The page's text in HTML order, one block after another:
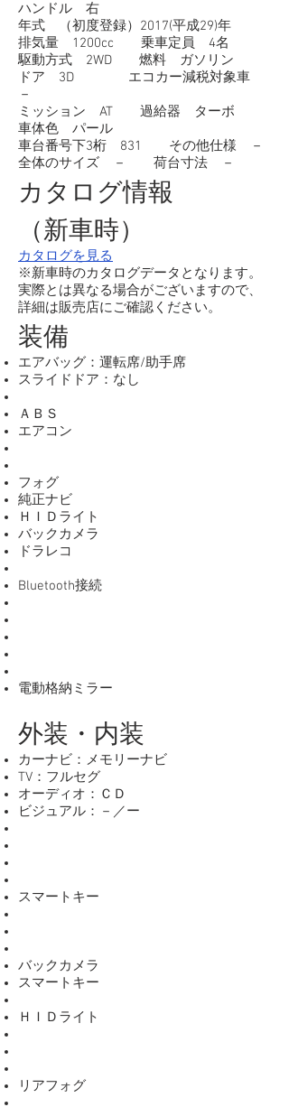
ハンドル 右
年式 （初度登録）2017(平成29)年
排気量 1200cc 乗車定員 4名
駆動方式 2WD 燃料 ガソリン
ドア 3D エコカー減税対象車
－
ミッション AT 過給器 ターボ
車体色 パール
車台番号下3桁 831 その他仕様 －
全体のサイズ － 荷台寸法 －
カタログ情報
（新車時）
カタログを見る
※新車時のカタログデータとなります。
実際とは異なる場合がございますので、
詳細は販売店にご確認ください。
装備
エアバッグ：運転席/助手席
スライドドア：なし
ＡＢＳ
エアコン
フォグ
純正ナビ
ＨＩＤライト
バックカメラ
ドラレコ
Bluetooth接続
電動格納ミラー
外装・内装
カーナビ：メモリーナビ
TV：フルセグ
オーディオ：ＣＤ
ビジュアル：－／ー
スマートキー
バックカメラ
スマートキー
ＨＩＤライト
リアフォグ